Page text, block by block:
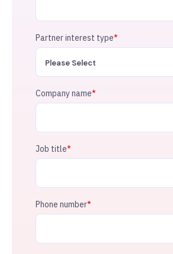
Partner interest type*
Company name*
Job title*
Phone number*